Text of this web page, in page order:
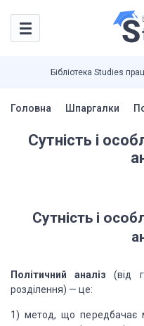
Бібліотека Studies
Головна Шпаргалки
Сутність і
Сутність і
Політичний аналіз (від
розділення) — це:
1) метод, що передбачає